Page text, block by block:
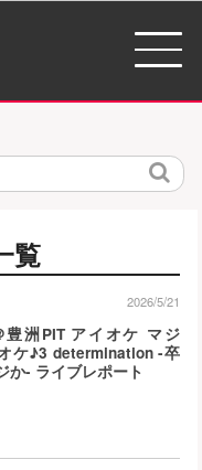
検
覧
豊洲PIT アイオケ マジ
ケ♪3 determination -卒
か- ライブレポート
2026/5/21